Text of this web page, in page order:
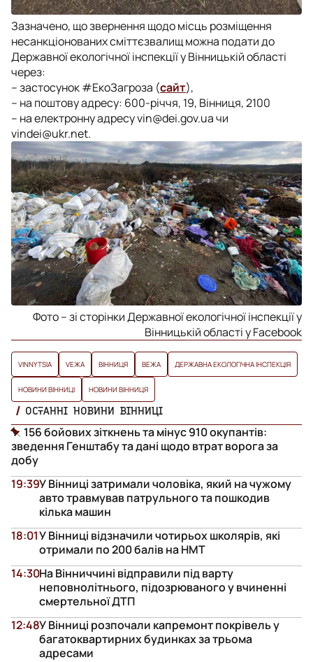
Зазначено, що звернення щодо місць розміщення
несанкціонованих сміттєзвалищ можна подати до
Державної екологічної інспекції у Вінницькій області
через:
– застосунок #ЕкоЗагроза (сайт),
– на поштову адресу: 600-річчя, 19, Вінниця, 2100
– на електронну адресуvin@dei.gov.uaчи
vindei@ukr.net.
Фото – зі сторінки Державної екологічної інспекції у
Вінницькій області у Facebook
VINNYTSIA VЕЖА ВІННИЦЯ ВЕЖА ДЕРЖАВНА ЕКОЛОГІЧНА ІНСПЕКЦІЯ
НОВИНИ ВІННИЦІ НОВИНИ ВІННИЦЯ
ОСТАННІ НОВИНИ ВІННИЦІ
156 бойових зіткнень та мінус 910 окупантів:
зведення Генштабу та дані щодо втрат ворога за
добу
У Вінниці затримали чоловіка, який на чужому
авто травмував патрульного та пошкодив
кілька машин
19:39
У Вінниці відзначили чотирьох школярів, які
отримали по 200 балів на НМТ
18:01
На Вінниччині відправили під варту
неповнолітнього, підозрюваного у вчиненні
смертельної ДТП
14:30
У Вінниці розпочали капремонт покрівель у
багатоквартирних будинках за трьома
адресами
12:48